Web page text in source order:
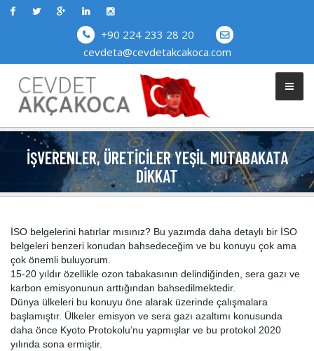
+90 224 233 28 20
cevdeta@cevdetakcakoca.com
İŞVERENLER, ÜRETICILER YEŞIL MUTABAKATA
DIKKAT
İSO belgelerini hatırlar mısınız? Bu yazımda daha detaylı bir İSO
belgeleri benzeri konudan bahsedeceğim ve bu konuyu çok ama
çok önemli buluyorum.
15-20 yıldır özellikle ozon tabakasının delindiğinden, sera gazı ve
karbon emisyonunun arttığından bahsedilmektedir.
Dünya ülkeleri bu konuyu öne alarak üzerinde çalışmalara
başlamıştır. Ülkeler emisyon ve sera gazı azaltımı konusunda
daha önce Kyoto Protokolu’nu yapmışlar ve bu protokol 2020
yılında sona ermiştir.